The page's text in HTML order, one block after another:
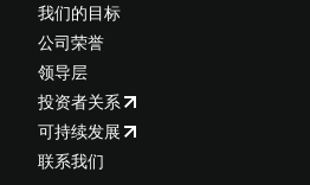
我们的目标
公司荣誉
领导层
投资者关系
可持续发展
联系我们